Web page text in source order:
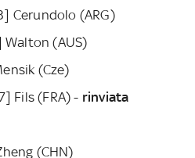
Cerundolo (ARG)
Walton (AUS)
(Cze)
Fils (FRA) - rinviata
(CHN)